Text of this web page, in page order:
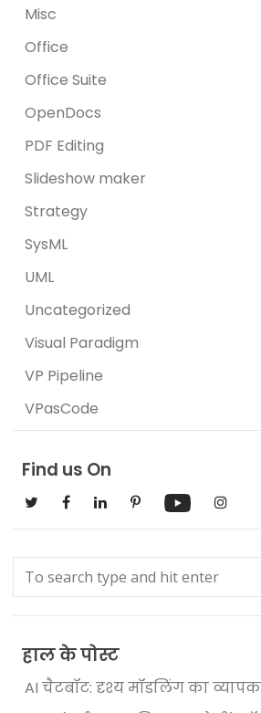
Misc
Office
Office Suite
OpenDocs
PDF Editing
Slideshow maker
Strategy
SysML
UML
Uncategorized
Visual Paradigm
VP Pipeline
VPasCode
Find us On
हाल के पोस्ट
AI चैटबॉट: दृश्य मॉडलिंग का व्यापक